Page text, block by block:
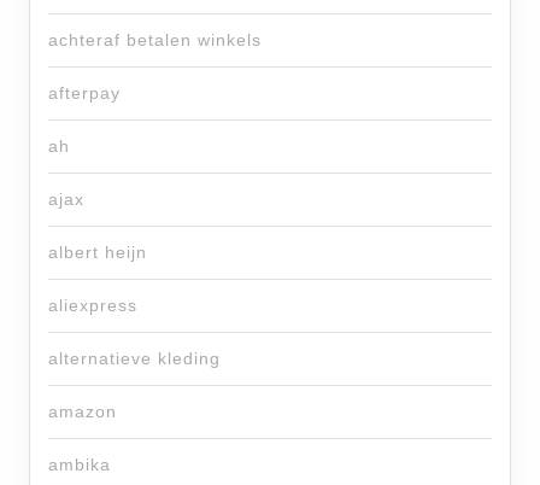
achteraf betalen winkels
afterpay
ah
ajax
albert heijn
aliexpress
alternatieve kleding
amazon
ambika